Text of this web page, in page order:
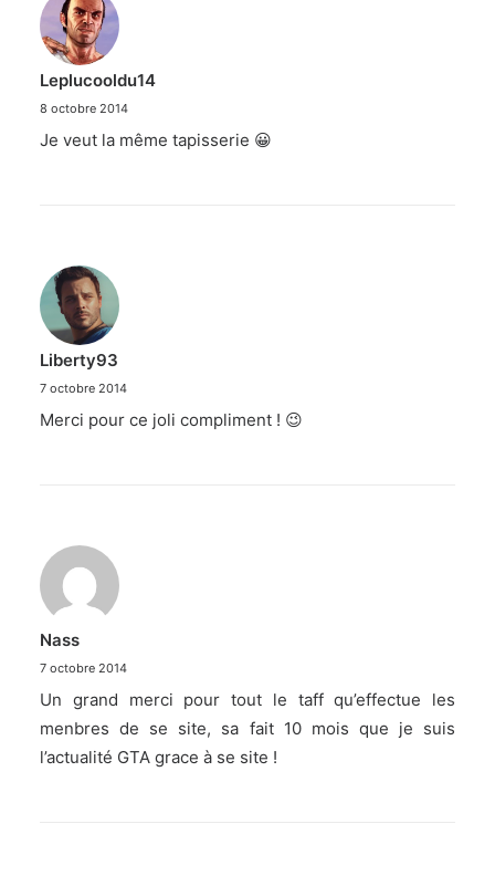
Leplucooldu14
8 octobre 2014
Je veut la même tapisserie 😀
Liberty93
7 octobre 2014
Merci pour ce joli compliment ! 😉
Nass
7 octobre 2014
Un grand merci pour tout le taff qu’effectue les
menbres de se site, sa fait 10 mois que je suis
l’actualité GTA grace à se site !